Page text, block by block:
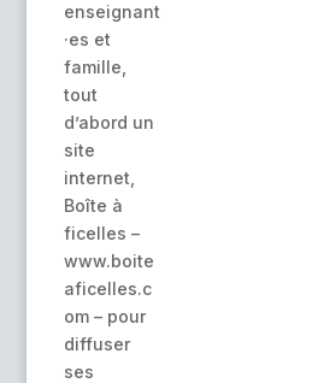
enseignant
·es et
famille,
tout
d’abord un
site
internet,
Boîte à
ficelles –
www.boite
aficelles.c
om – pour
diffuser
ses